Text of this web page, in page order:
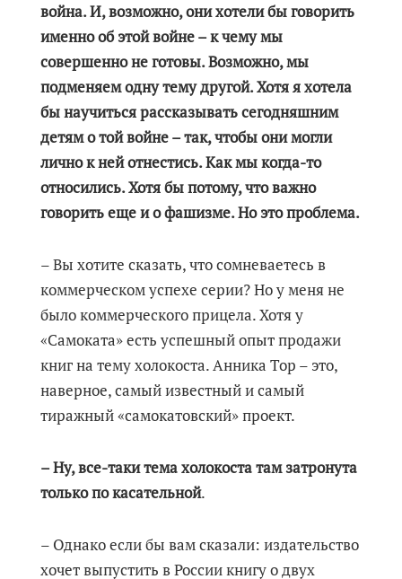
война. И, возможно, они хотели бы говорить
именно об этой войне – к чему мы
совершенно не готовы. Возможно, мы
подменяем одну тему другой. Хотя я хотела
бы научиться рассказывать сегодняшним
детям о той войне – так, чтобы они могли
лично к ней отнестись. Как мы когда-то
относились. Хотя бы потому, что важно
говорить еще и о фашизме. Но это проблема.
– Вы хотите сказать, что сомневаетесь в
коммерческом успехе серии? Но у меня не
было коммерческого прицела. Хотя у
«Самоката» есть успешный опыт продажи
книг на тему холокоста. Анника Тор – это,
наверное, самый известный и самый
тиражный «самокатовский» проект.
– Ну, все-таки тема холокоста там затронута
только по касательной.
– Однако если бы вам сказали: издательство
хочет выпустить в России книгу о двух